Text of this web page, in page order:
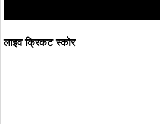
लाइव क्रिकट स्कोर